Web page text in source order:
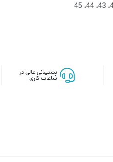
پشتیبانی عالی در
ساعات کاری